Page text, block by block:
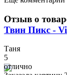
Отзыв о
Твин Пикс -
Таня
5
отлично